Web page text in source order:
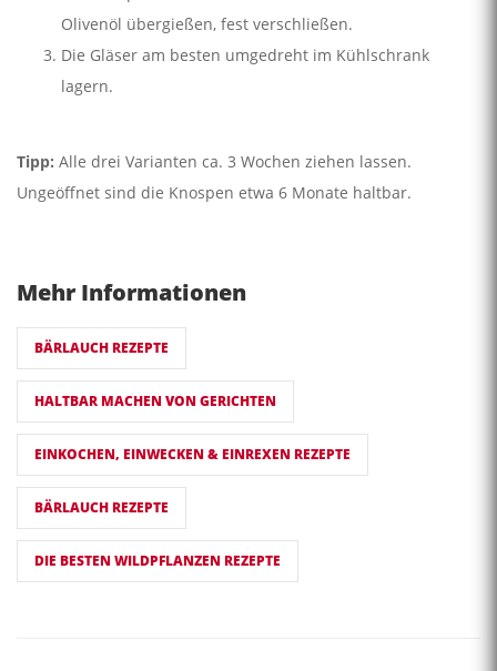
Olivenöl übergießen, fest verschließen.
Die Gläser am besten umgedreht im Kühlschrank
lagern.
Tipp: Alle drei Varianten ca. 3 Wochen ziehen lassen.
Ungeöffnet sind die Knospen etwa 6 Monate haltbar.
Mehr Informationen
BÄRLAUCH REZEPTE
HALTBAR MACHEN VON GERICHTEN
EINKOCHEN, EINWECKEN & EINREXEN REZEPTE
BÄRLAUCH REZEPTE
DIE BESTEN WILDPFLANZEN REZEPTE